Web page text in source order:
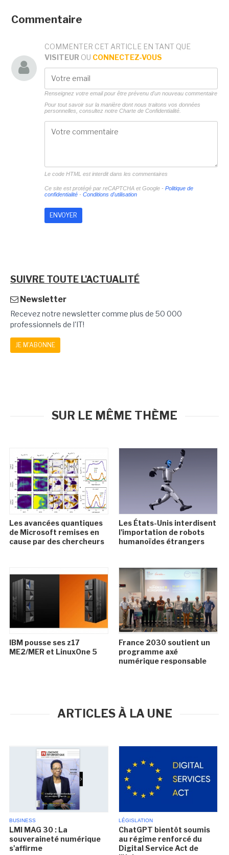
Commentaire
COMMENTER CET ARTICLE EN TANT QUE
VISITEUR OU CONNECTEZ-VOUS
Renseignez votre email pour être prévenu d'un nouveau commentaire
Pour tout savoir sur la manière dont nous traitons vos données
personnelles, consultez notre Charte de Confidentialité.
Le code HTML est interdit dans les commentaires
Ce site est protégé par reCAPTCHA et Google - Politique de
confidentialité- Conditions d'utilisation
SUIVRE TOUTE L'ACTUALITÉ
Newsletter
Recevez notre newsletter comme plus de 50 000
professionnels de l'IT!
JE M'ABONNE
SUR LE MÊME THÈME
Les avancées quantiques
de Microsoft remises en
cause par des chercheurs
Les États-Unis interdisent
l'importation de robots
humanoïdes étrangers
IBM pousse ses z17
ME2/MER et LinuxOne 5
France 2030 soutient un
programme axé
numérique responsable
ARTICLES À LA UNE
BUSINESS
LMI MAG 30 : La
souveraineté numérique
s'affirme
LÉGISLATION
ChatGPT bientôt soumis
au régime renforcé du
Digital Service Act de